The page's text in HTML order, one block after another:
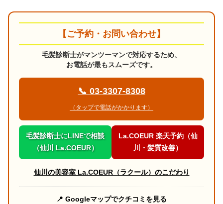
【ご予約・お問い合わせ】
毛髪診断士がマンツーマンで対応するため、
お電話が最もスムーズです。
📞 03-3307-8308
（タップで電話がかかります）
毛髪診断士にLINEで相談
（仙川 La.COEUR）
La.COEUR 楽天予約（仙
川・髪質改善）
仙川の美容室 La.COEUR（ラクール）のこだわり
📍 Googleマップでクチコミを見る